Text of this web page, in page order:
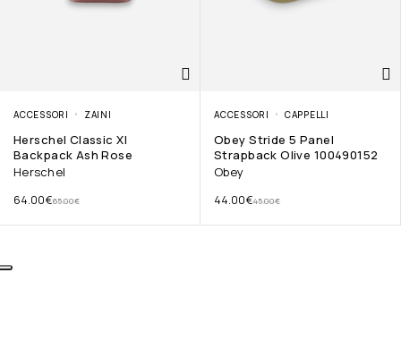
ACCESSORI ZAINI
Herschel Classic Xl
Backpack Ash Rose
Herschel
65.00€
64.00€
ACCESSORI CAPPELLI
Obey Stride 5 Panel
Strapback Olive 100490152
Obey
45.00€
44.00€